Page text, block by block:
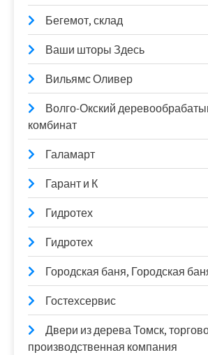
Бегемот, склад
Ваши шторы Здесь
Вильямс Оливер
Волго-Окский
комбинат
Галамарт
Гарант и К
Гидротех
Гидротех
Городская баня, Городская
Гостехсервис
Двери из дерева Томск,
производственная компания